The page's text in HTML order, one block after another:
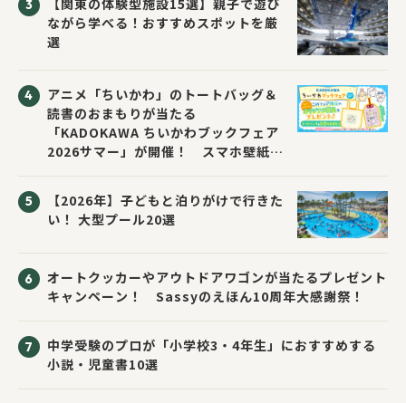
ながら学べる！おすすめスポットを厳
選
アニメ「ちいかわ」のトートバッグ＆
読書のおまもりが当たる
「KADOKAWA ちいかわブックフェア
2026サマー」が開催！ スマホ壁紙は
【2026年】子どもと泊りがけで行きた
い！ 大型プール20選
オートクッカーやアウトドアワゴンが当たるプレゼント
キャンペーン！ Sassyのえほん10周年大感謝祭！
中学受験のプロが「小学校3・4年生」におすすめする
小説・児童書10選